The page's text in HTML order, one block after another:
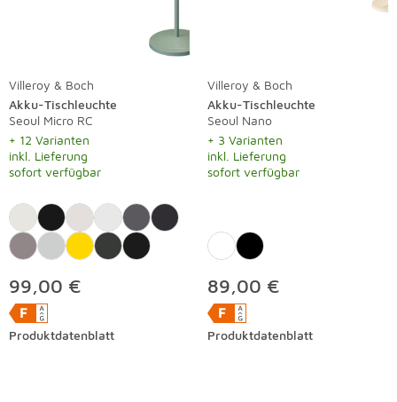
Villeroy & Boch
Akku-Tischleuchte
Seoul Micro RC
+ 12 Varianten
inkl. Lieferung
sofort verfügbar
99,00 €
Produktdatenblatt
Villeroy & Boch
Akku-Tischleuchte
Seoul Nano
+ 3 Varianten
inkl. Lieferung
sofort verfügbar
89,00 €
Produktdatenblatt